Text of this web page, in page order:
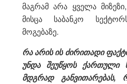
მაგრამ არა ყველა
მისცა საბანკო
მოგებაზე.
რა არის ის ძირითადი
უნდა შეუწყოს ქართული
მდგრად განვითარებას,